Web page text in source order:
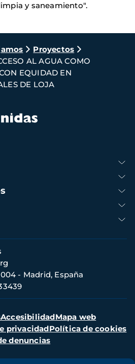
y saneamiento".
Proyectos
AL AGUA COMO
EQUIDAD EN
DE LOJA
- Madrid, España
AccesibilidadMapa web
privacidadPolítica de cookies
denuncias